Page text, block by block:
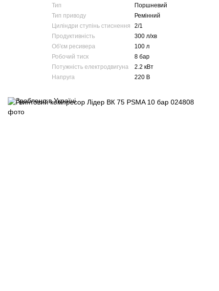
Тип
Поршневий
Тип приводу
Ремінний
Циліндри ступінь стиснення
2/1
Продуктивність
300 л/хв
Об'єм ресивера
100 л
Робочий тиск
8 бар
Потужність електродвигуна
2.2 кВт
Напруга
220 В